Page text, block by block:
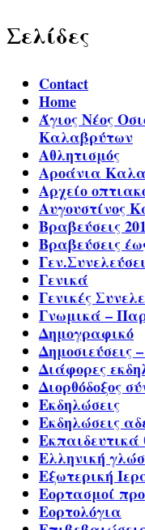
Σελίδες
Contact
Home
Άγιος Νέος
Καλαβρύτων
Αθλητισμός
Αροάνια
Αρχείο
Αυγουστίνος
Βραβεύσεις
Βραβεύσεις
Γενικά
Γενικές
Γνωμικά –
Δημογραφικό
Δημοσιεύσεις
Διάφορες
Διορθόδοξος
Εκδηλώσεις
Εκδηλώσεις
Ελληνική
Εξωτερική
Εορτασμοί
Εορτολόγια